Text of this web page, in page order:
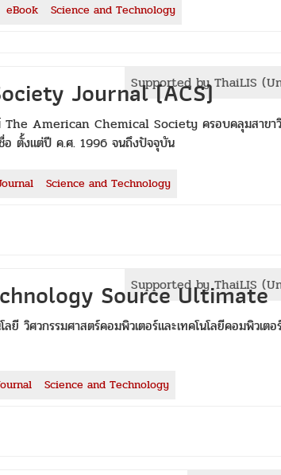
eBook Science and Technology
Supported by ThaiLIS
Journal (ACS)
The American Chemical Society ครอบคลุมสาขา
อ ตั้งแต่ปี ค.ศ. 1996 จนถึงปัจจุบัน
Science and Technology
Supported by ThaiLIS
Source Ultimate
ยี วิศวกรรมศาสตร์คอมพิวเตอร์และเทคโนโลยีคอมพิวเตอ
Science and Technology